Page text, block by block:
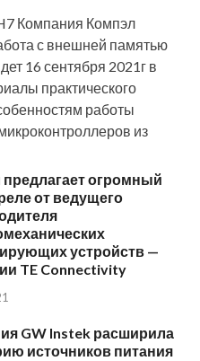
Компания Компэл
с внешней памятью
16 сентября 2021г в
практического
работы
из
огромный
от ведущего
устройств —
TE Connectivity
GW Instek расширила
источников питания